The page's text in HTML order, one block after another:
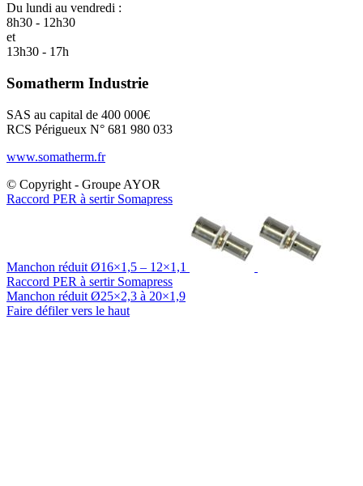
Du lundi au vendredi :
8h30 - 12h30
et
13h30 - 17h
Somatherm Industrie
SAS au capital de 400 000€
RCS Périgueux N° 681 980 033
www.somatherm.fr
© Copyright - Groupe AYOR
Raccord PER à sertir Somapress
Manchon réduit Ø16×1,5 – 12×1,1
Raccord PER à sertir Somapress
Manchon réduit Ø25×2,3 à 20×1,9
Faire défiler vers le haut